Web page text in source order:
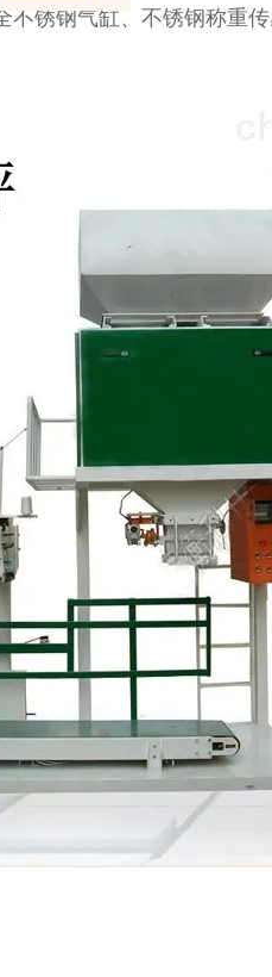
锈钢气缸、不锈钢称重传